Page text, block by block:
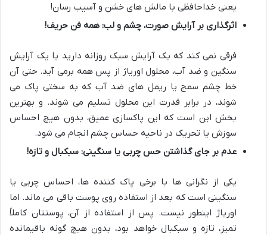
یعنی خداحافظی با مالش های خشن و آسیب رسان!
اثرگذاری بر آرایش صورت، چشم و لب: همه فن حریف!
فرقی نمی کند که یک آرایش سبک روزانه دارید یا یک آرایش
سنگین و ضد آب، محلول اوریاژ از پس همه برمی آید. حتی آن
خط چشم سمج یا ریمل های ضد آب که به سختی پاک می
شوند، در برابر قدرت این محلول تسلیم می شوند. و بهترین
بخش این است که این پاکسازی عمیق، بدون هیچ احساس
سوزش یا تحریک در ناحیه حساس چشم انجام می شود.
عدم بر جای گذاشتن حس چربی یا سنگینی: سبکبال و تازه!
یکی از نگرانی ها با برخی پاک کننده ها، احساس چربی یا
سنگینی است که بعد از استفاده روی پوست باقی می ماند. اما
اوریاژ اینطور نیست. پس از استفاده از آن، پوستتان کاملاً
تمیز، تازه و سبکبال خواهد بود، بدون هیچ گونه باقیمانده